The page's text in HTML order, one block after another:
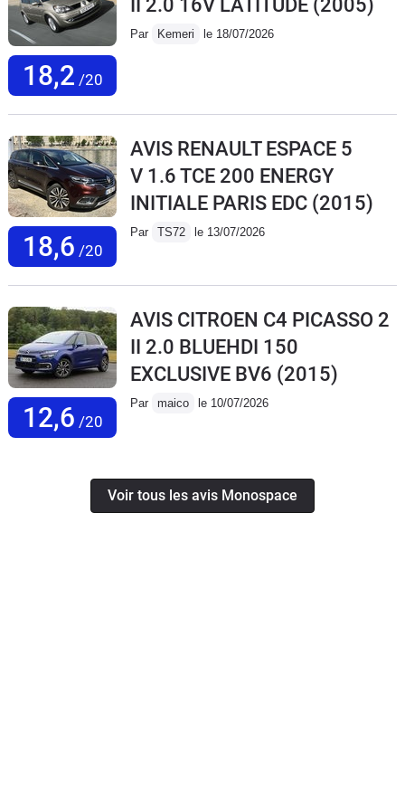
18,2 /20
II 2.0 16V LATITUDE (2005)
Par Kemeri le 18/07/2026
18,6 /20
AVIS RENAULT ESPACE 5
V 1.6 TCE 200 ENERGY
INITIALE PARIS EDC (2015)
Par TS72 le 13/07/2026
12,6 /20
AVIS CITROEN C4 PICASSO 2
II 2.0 BLUEHDI 150
EXCLUSIVE BV6 (2015)
Par maico le 10/07/2026
Voir tous les avis Monospace